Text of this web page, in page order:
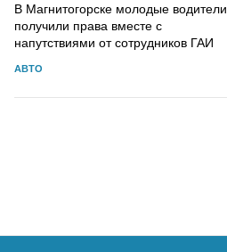
В Магнитогорске молодые водители
получили права вместе с
напутствиями от сотрудников ГАИ
АВТО